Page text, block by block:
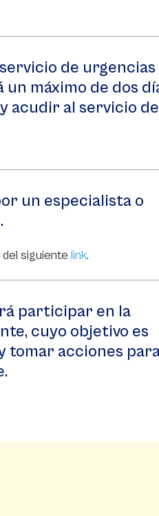
de urgencias
máximo de dos
acudir al servicio de
un especialista o
siguiente link.
participar en la
cuyo objetivo es
tomar acciones